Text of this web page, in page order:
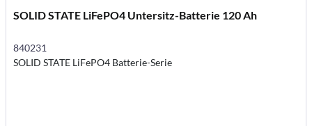
SOLID STATE LiFePO4 Untersitz-Batterie 120 Ah
840231
SOLID STATE LiFePO4 Batterie-Serie